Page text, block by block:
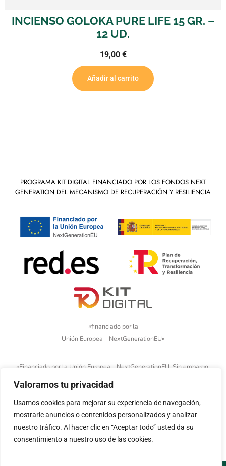
Valoramos tu privacidad
Usamos cookies para mejorar su experiencia de navegación,
mostrarle anuncios o contenidos personalizados y analizar
nuestro tráfico. Al hacer clic en “Aceptar todo” usted da su
consentimiento a nuestro uso de las cookies.
INCIENSO GOLOKA PURE LIFE 15 GR. –
12 UD.
19,00 €
Añadir al carrito
PROGRAMA KIT DIGITAL FINANCIADO POR LOS FONDOS NEXT
GENERATION DEL MECANISMO DE RECUPERACIÓN Y RESILIENCIA
«financiado por la
Unión Europea – NextGenerationEU»
«Financiado por la Unión Europea – NextGenerationEU. Sin embargo,
los puntos de vista y las opiniones expresadas son únicamente los
del autor o autores y no reflejan necesariamente los de la Unión
Europea o la Comisión Europea. Ni la Unión Europea ni la Comisión
Europea pueden ser consideradas responsables de las mismas»